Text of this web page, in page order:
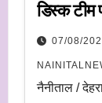
डिस्क टीम
ट्रॉफी में
07/08/
नैनीताल /